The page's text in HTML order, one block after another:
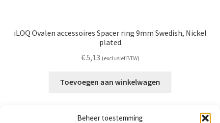
Beheer toestemming
iLOQ Ovalen accessoires Spacer ring 9mm Swedish, Nickel
plated
€5,13 (exclusief BTW)
Toevoegen aan winkelwagen